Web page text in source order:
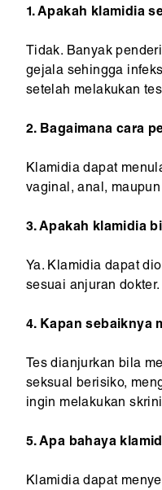
1. Apakah klamidia
Tidak. Banyak
gejala sehingga
setelah melakukan
2. Bagaimana cara
Klamidia dapat
vaginal, anal,
3. Apakah klamidia
Ya. Klamidia dapat
sesuai anjuran dokter.
4. Kapan sebaiknya
Tes dianjurkan bila
seksual berisiko,
ingin melakukan
5. Apa bahaya
Klamidia dapat